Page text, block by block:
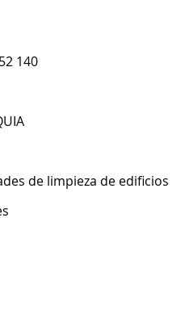
140
de limpieza de edificios